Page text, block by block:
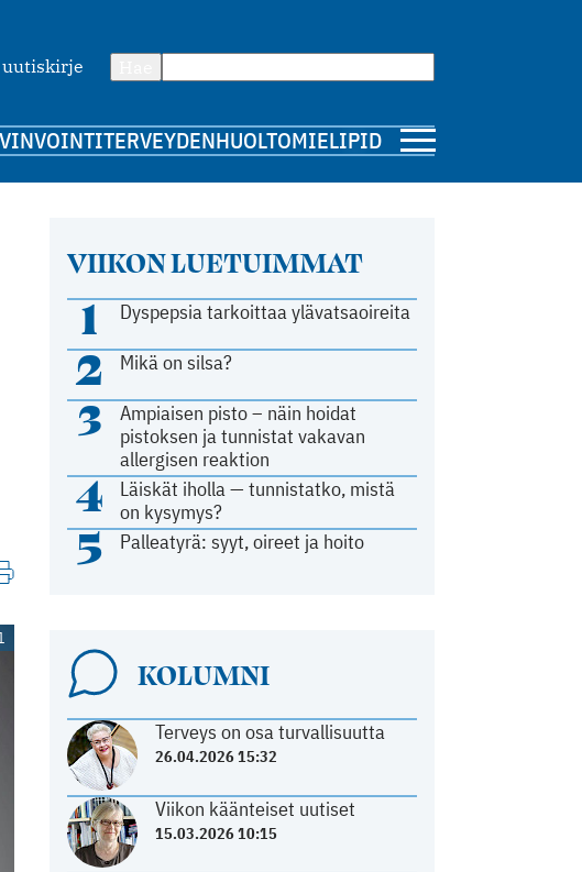
TERVEYDENHUOLTOMIELIPIDE
VIIKON LUETUIMMAT
1 Dyspepsia tarkoittaa ylävatsaoireita
2 Mikä on silsa?
3
Ampiaisen pisto – näin hoidat
pistoksen ja tunnistat vakavan
allergisen reaktion
4
Läiskät iholla — tunnistatko, mistä
on kysymys?
5 Palleatyrä: syyt, oireet ja hoito
KOLUMNI
Terveys on osa turvallisuutta
26.04.2026 15:32
Viikon käänteiset uutiset
15.03.2026 10:15